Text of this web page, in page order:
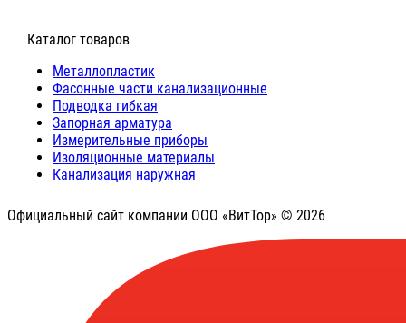
⠀Каталог товаров
Металлопластик
Фасонные части канализационные
Подводка гибкая
Запорная арматура
Измерительные приборы
Изоляционные материалы
Канализация наружная
Официальный сайт компании ООО «ВитТор» © 2026